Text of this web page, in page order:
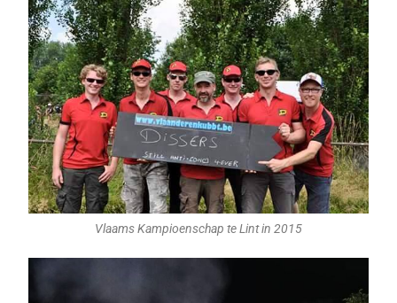
Vlaams Kampioenschap te Lint in 2015